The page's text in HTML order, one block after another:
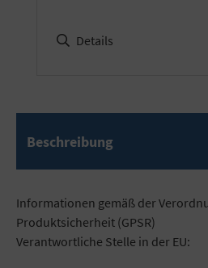
Details
Beschreibung
Informationen gemäß der
Produktsicherheit (GPSR)
Verantwortliche Stelle in der EU: